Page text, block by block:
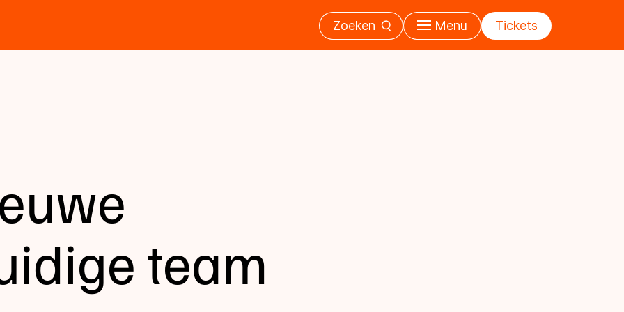
Zoeken Menu Tickets
team